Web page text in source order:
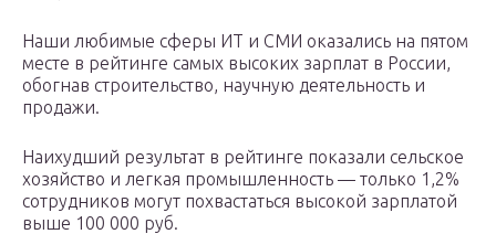
Наши любимые сферы ИТ и СМИ оказались на пятом
месте в рейтинге самых высоких зарплат в России,
обогнав строительство, научную деятельность и
продажи.
Наихудший результат в рейтинге показали сельское
хозяйство и легкая промышленность — только 1,2%
сотрудников могут похвастаться высокой зарплатой
выше 100 000 руб.